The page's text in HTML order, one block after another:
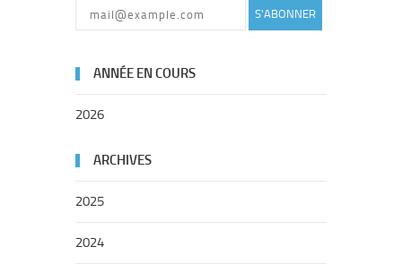
S'ABONNER
ANNÉE EN COURS
2026
ARCHIVES
2025
2024